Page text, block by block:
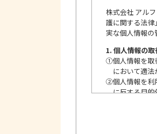
株式会社 アル
護に関する法
実な個人情報の
1. 個人情報の
①個人情報を
において適法
②個人情報を
に反する目的
個人情報を
内で、適法